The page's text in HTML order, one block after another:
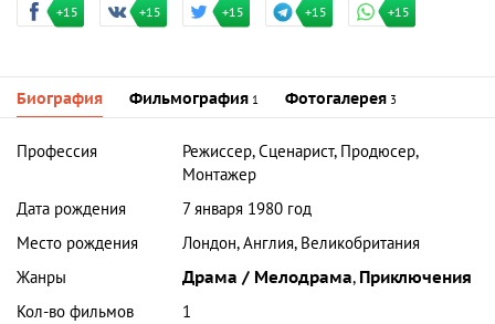
+15 +15 +15 +15 +15
Биография Фильмография 1 Фотогалерея 3
Профессия
Режиссер, Сценарист, Продюсер,
Монтажер
Дата рождения
7 января 1980 год
Место рождения
Лондон, Англия, Великобритания
Жанры
Драма / Мелодрама, Приключения
Кол-во фильмов
1